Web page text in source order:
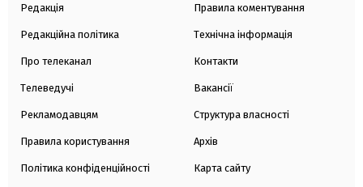
Редакція
Редакційна політика
Про телеканал
Телеведучі
Рекламодавцям
Правила користування
Політика конфіденційності
Правила коментування
Технічна інформація
Контакти
Вакансії
Структура власності
Архів
Карта сайту